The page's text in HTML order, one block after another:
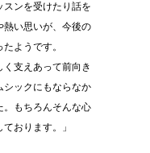
スンを受けたり話を
熱い思いが、今後の
ようです。
支えあって前向き
シックにもならなか
。もちろんそんな心
おります。」